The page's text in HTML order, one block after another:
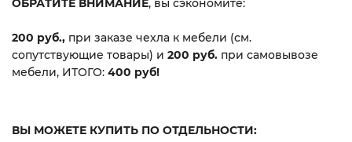
ОБРАТИТЕ ВНИМАНИЕ, вы сэкономите:
200 руб., при заказе чехла к мебели (см.
сопутствующие товары) и 200 руб. при самовывозе
мебели, ИТОГО: 400 руб!
ВЫ МОЖЕТЕ КУПИТЬ ПО ОТДЕЛЬНОСТИ: